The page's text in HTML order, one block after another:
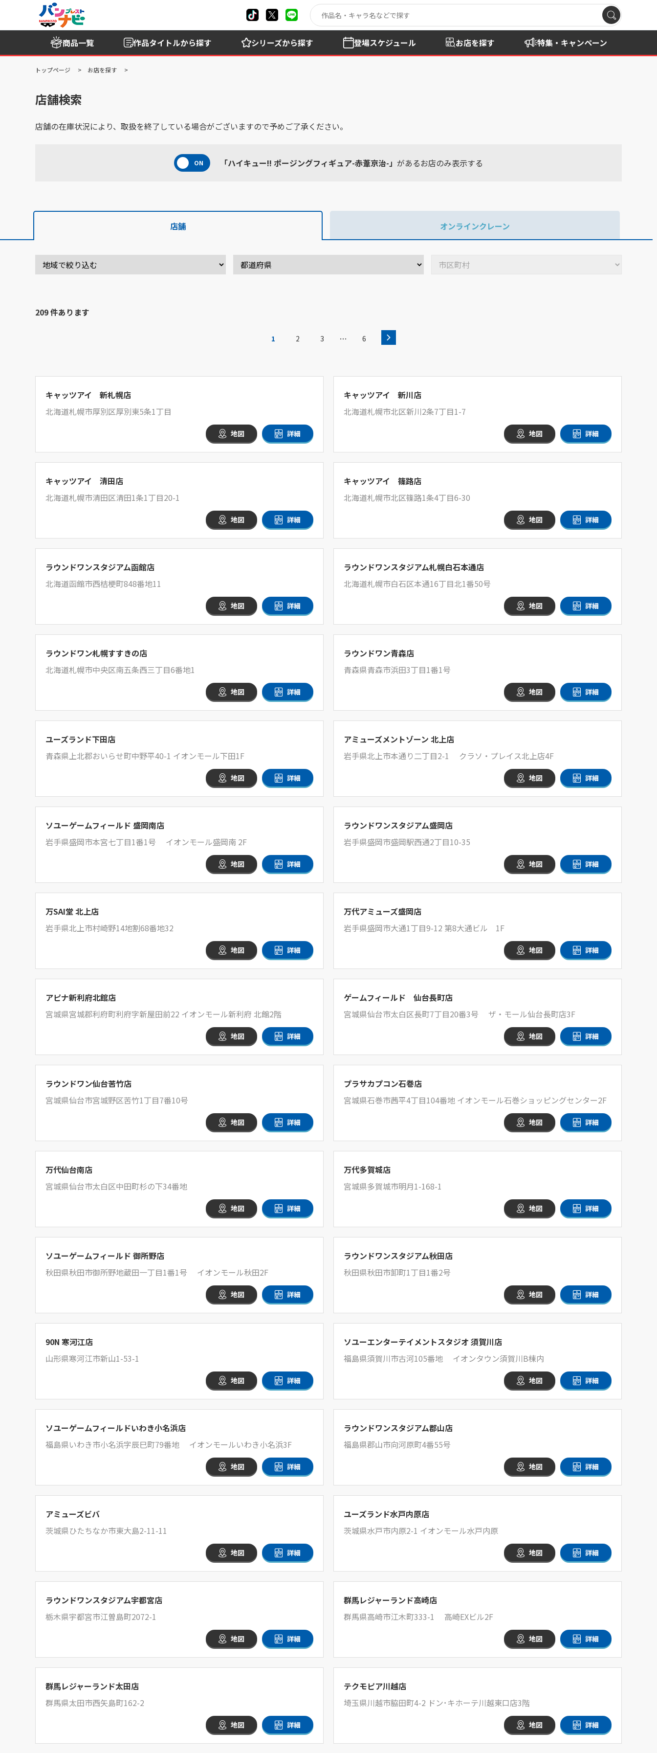
商品一覧 作品タイトルから探す シリーズから探す 登場スケジュール お店を探す 特集・キャンペーン
トップページ お店を探す
店舗検索
店舗の在庫状況により、取扱を終了している場合がございますので予めご了承ください。
「ハイキュー!! ポージングフィギュア-赤葦京治-」 があるお店のみ表示する
店舗 オンラインクレーン
209 件あります
1 2 3 … 6
キャッツアイ 新札幌店
北海道札幌市厚別区厚別東5条1丁目
地図 詳細
キャッツアイ 新川店
北海道札幌市北区新川2条7丁目1-7
地図 詳細
キャッツアイ 清田店
北海道札幌市清田区清田1条1丁目20-1
地図 詳細
キャッツアイ 篠路店
北海道札幌市北区篠路1条4丁目6-30
地図 詳細
ラウンドワンスタジアム函館店
北海道函館市西桔梗町848番地11
地図 詳細
ラウンドワンスタジアム札幌白石本通店
北海道札幌市白石区本通16丁目北1番50号
地図 詳細
ラウンドワン札幌すすきの店
北海道札幌市中央区南五条西三丁目6番地1
地図 詳細
ラウンドワン青森店
青森県青森市浜田3丁目1番1号
地図 詳細
ユーズランド下田店
青森県上北郡おいらせ町中野平40-1 イオンモール下田1F
地図 詳細
アミューズメントゾーン 北上店
岩手県北上市本通り二丁目2-1 クラソ・プレイス北上店4F
地図 詳細
ソユーゲームフィールド 盛岡南店
岩手県盛岡市本宮七丁目1番1号 イオンモール盛岡南 2F
地図 詳細
ラウンドワンスタジアム盛岡店
岩手県盛岡市盛岡駅西通2丁目10-35
地図 詳細
万SAI堂 北上店
岩手県北上市村崎野14地割68番地32
地図 詳細
万代アミューズ盛岡店
岩手県盛岡市大通1丁目9-12 第8大通ビル 1F
地図 詳細
アピナ新利府北館店
宮城県宮城郡利府町利府字新屋田前22 イオンモール新利府 北館2階
地図 詳細
ゲームフィールド 仙台長町店
宮城県仙台市太白区長町7丁目20番3号 ザ・モール仙台長町店3F
地図 詳細
ラウンドワン仙台苦竹店
宮城県仙台市宮城野区苦竹1丁目7番10号
地図 詳細
プラサカプコン石巻店
宮城県石巻市茜平4丁目104番地 イオンモール石巻ショッピングセンター2F
地図 詳細
万代仙台南店
宮城県仙台市太白区中田町杉の下34番地
地図 詳細
万代多賀城店
宮城県多賀城市明月1-168-1
地図 詳細
ソユーゲームフィールド 御所野店
秋田県秋田市御所野地蔵田一丁目1番1号 イオンモール秋田2F
地図 詳細
ラウンドワンスタジアム秋田店
秋田県秋田市卸町1丁目1番2号
地図 詳細
90N 寒河江店
山形県寒河江市新山1-53-1
地図 詳細
ソユーエンターテイメントスタジオ 須賀川店
福島県須賀川市古河105番地 イオンタウン須賀川B棟内
地図 詳細
ソユーゲームフィールドいわき小名浜店
福島県いわき市小名浜字辰巳町79番地 イオンモールいわき小名浜3F
地図 詳細
ラウンドワンスタジアム郡山店
福島県郡山市向河原町4番55号
地図 詳細
アミューズビバ
茨城県ひたちなか市東大島2-11-11
地図 詳細
ユーズランド水戸内原店
茨城県水戸市内原2-1 イオンモール水戸内原
地図 詳細
ラウンドワンスタジアム宇都宮店
栃木県宇都宮市江曽島町2072-1
地図 詳細
群馬レジャーランド高崎店
群馬県高崎市江木町333-1 高崎EXビル2F
地図 詳細
群馬レジャーランド太田店
群馬県太田市西矢島町162-2
地図 詳細
テクモピア川越店
埼玉県川越市脇田町4-2 ドン･キホーテ川越東口店3階
地図 詳細